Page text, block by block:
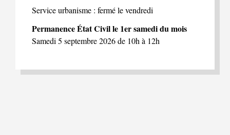
Service urbanisme : fermé le vendredi
Permanence État Civil le 1er samedi du mois
Samedi 5 septembre 2026 de 10h à 12h